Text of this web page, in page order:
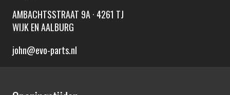
AMBACHTSSTRAAT 9A · 4261 TJ
WIJK EN AALBURG
john@evo-parts.nl